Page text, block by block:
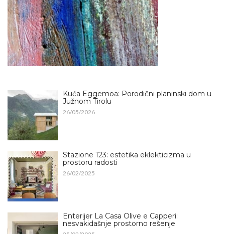
Kuća Eggemoa: Porodični planinski dom u
Južnom Tirolu
26/05/2026
Stazione 123: estetika eklekticizma u
prostoru radosti
26/02/2025
Enterijer La Casa Olive e Capperi:
nesvakidašnje prostorno rešenje